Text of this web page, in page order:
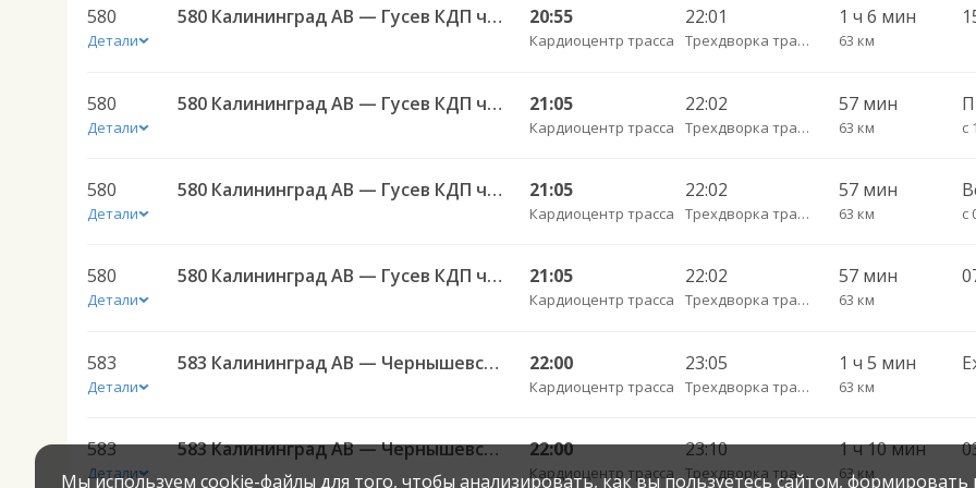
580
Детали
580 Калининград АВ — Гусев КДП ч/з Черняховск АС 20:55
Кардиоцентр трасса
22:01
Трехдворка трасса
1 ч 6 мин
63 км
580
Детали
580 Калининград АВ — Гусев КДП ч/з Черняховск АС 21:05
Кардиоцентр трасса
22:02
Трехдворка трасса
57 мин
63 км с
580
Детали
580 Калининград АВ — Гусев КДП ч/з Черняховск АС 21:05
Кардиоцентр трасса
22:02
Трехдворка трасса
57 мин
63 км с
580
Детали
580 Калининград АВ — Гусев КДП ч/з Черняховск АС 21:05
Кардиоцентр трасса
22:02
Трехдворка трасса
57 мин
63 км
583
Детали
583 Калининград АВ — Чернышевское п. ч/з Гвардейск КДП, Черняховск АС 22:00
Кардиоцентр трасса
23:05
Трехдворка трасса
1 ч 5 мин
63 км
583
Детали
583 Калининград АВ — Чернышевское п. ч/з Гвардейск КДП, Черняховск АС 22:00
Кардиоцентр трасса
23:10
Трехдворка трасса
1 ч 10 мин
63 км
Мы используем cookie-файлы для того, чтобы анализировать, как вы пользуетесь сайтом,